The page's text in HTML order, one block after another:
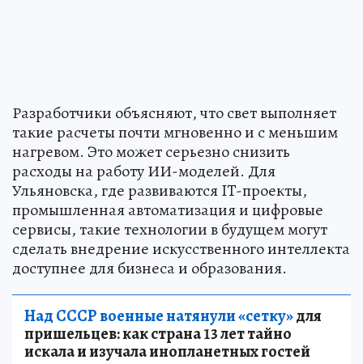
Разработчики объясняют, что свет выполняет
такие расчеты почти мгновенно и с меньшим
нагревом. Это может серьезно снизить
расходы на работу ИИ-моделей. Для
Ульяновска, где развиваются IT-проекты,
промышленная автоматизация и цифровые
сервисы, такие технологии в будущем могут
сделать внедрение искусственного интеллекта
доступнее для бизнеса и образования.
Над СССР военные натянули «сетку»для
пришельцев: как страна 13 лет тайно
искала и изучала инопланетных гостей